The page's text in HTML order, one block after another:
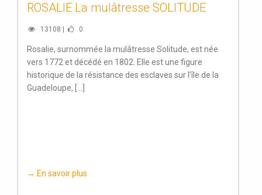
ROSALIE La mulâtresse SOLITUDE
13108 | 0
Rosalie, surnommée la mulâtresse Solitude, est née
vers 1772 et décédé en 1802. Elle est une figure
historique de la résistance des esclaves sur l’île de la
Guadeloupe, [...]
→ En savoir plus